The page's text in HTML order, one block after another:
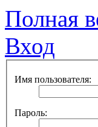
Полная
Вход
Имя пользователя:
Пароль: